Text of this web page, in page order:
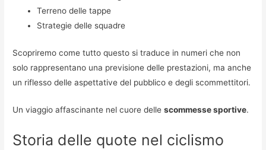
Terreno delle tappe
Strategie delle squadre
Scopriremo come tutto questo si traduce in numeri che non
solo rappresentano una previsione delle prestazioni, ma anche
un riflesso delle aspettative del pubblico e degli scommettitori.
Un viaggio affascinante nel cuore dellescommesse sportive.
Storia delle quote nel ciclismo